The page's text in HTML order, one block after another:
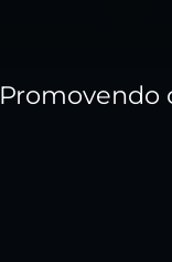
Promovendo